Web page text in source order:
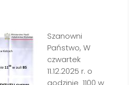
Szanowni
Państwo, W
czwartek
11.12.2025 r. o
godzinie 1100 w